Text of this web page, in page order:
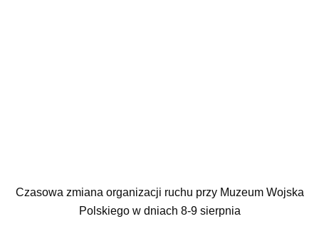
Czasowa zmiana organizacji ruchu przy Muzeum Wojska
Polskiego w dniach 8-9 sierpnia